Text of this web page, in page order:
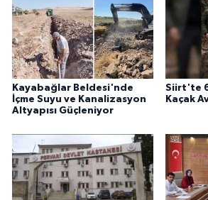
Kayabağlar Beldesi'nde
İçme Suyu ve Kanalizasyon
Altyapısı Güçleniyor
Siirt'te 6
Kaçak